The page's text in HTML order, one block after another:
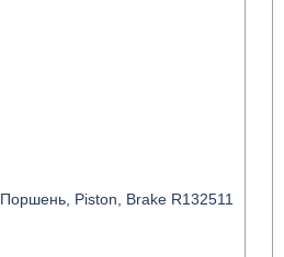
Поршень, Piston, Brake R132511